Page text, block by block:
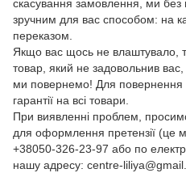
скасування замовлення, ми
зручним для вас способом: на
переказом.
Якщо вас щось не влаштувало,
товар, який не задовольнив
ми повернемо! Для
гарантії на всі товари.
При виявленні проблем,
для оформлення претензії (це
+38050-326-23-97 або по
нашу адресу: centre-